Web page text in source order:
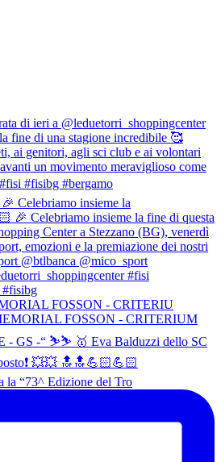
Celebriamo insieme la
FOSSON - CRITERIU
la “73^ Edizione del Tro